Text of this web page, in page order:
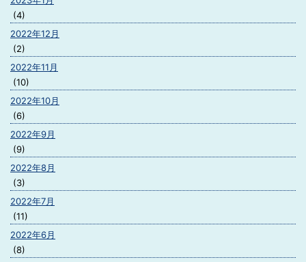
(4)
2022年12月
(2)
2022年11月
(10)
2022年10月
(6)
2022年9月
(9)
2022年8月
(3)
2022年7月
(11)
2022年6月
(8)